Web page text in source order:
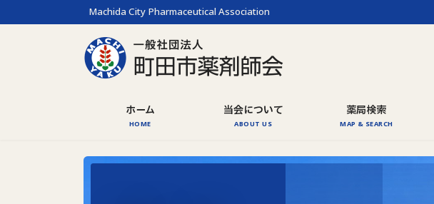
Machida City Pharmaceutical Association
ホーム
HOME
当会について
ABOUT US
薬局検索
MAP & SEARCH